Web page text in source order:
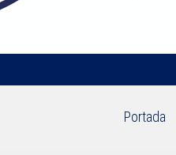
Portada